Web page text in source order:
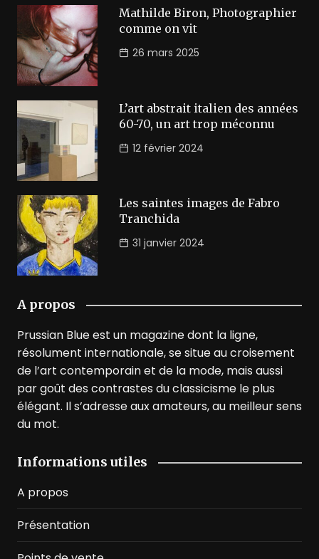
Mathilde Biron, Photographier
comme on vit
26 mars 2025
L’art abstrait italien des années
60-70, un art trop méconnu
12 février 2024
Les saintes images de Fabro
Tranchida
31 janvier 2024
A propos
Prussian Blue est un magazine dont la ligne,
résolument internationale, se situe au croisement
de l’art contemporain et de la mode, mais aussi
par goût des contrastes du classicisme le plus
élégant. Il s’adresse aux amateurs, au meilleur sens
du mot.
Informations utiles
A propos
Présentation